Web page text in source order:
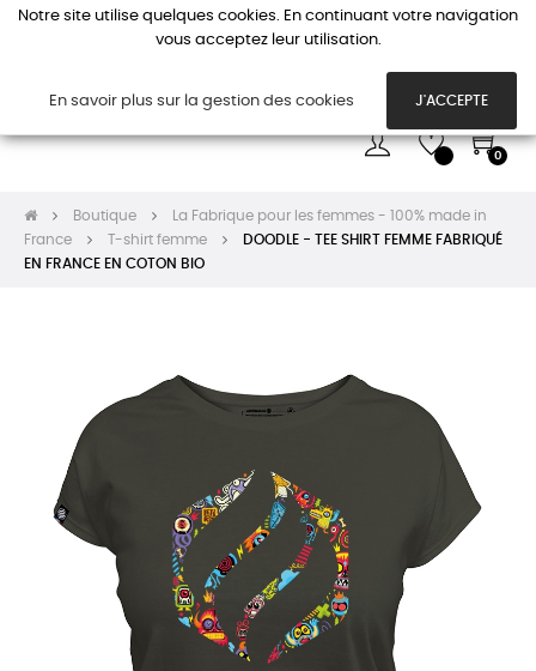
la
0
Boutique
La Fabrique pour les femmes - 100% made in
France
T-shirt femme
DOODLE - TEE SHIRT FEMME FABRIQUÉ
EN FRANCE EN COTON BIO
Notre site utilise quelques cookies. En continuant votre navigation
vous acceptez leur utilisation.
En savoir plus sur la gestion des cookies J'ACCEPTE